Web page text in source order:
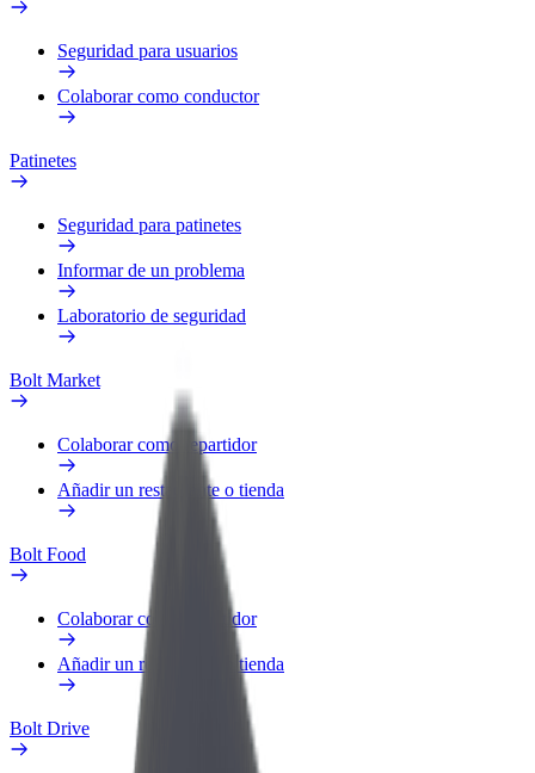
Seguridad para usuarios
Colaborar como conductor
Patinetes
Seguridad para patinetes
Informar de un problema
Laboratorio de seguridad
Bolt Market
Colaborar como repartidor
Añadir un restaurante o tienda
Bolt Food
Colaborar como repartidor
Añadir un restaurante o tienda
Bolt Drive